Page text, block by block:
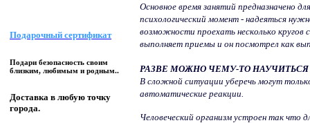
Подарочный сертификат
Подари безопасность своим
близким, любимым и родным..
Доставка в любую точку
города.
Основное время занятий предназначено
психологический момент - надеяться
возможности проехать несколько
выполняет приемы и он посмотрел как
РАЗВЕ МОЖНО ЧЕМУ-ТО НАУЧИТЬСЯ
В сложной ситуации уберечь могут
автоматические реакции.
Человеческий организм устроен так что